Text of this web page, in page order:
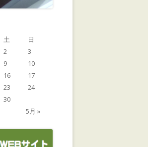
土 日
5月 »
2
3
9
10
16
17
23
24
30